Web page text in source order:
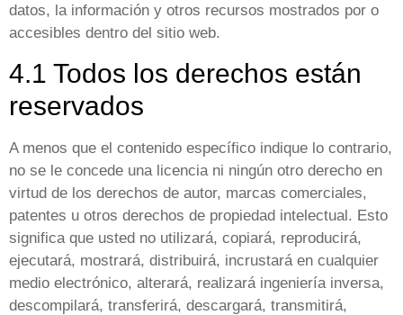
datos, la información y otros recursos mostrados por o
accesibles dentro del sitio web.
4.1 Todos los derechos están
reservados
A menos que el contenido específico indique lo contrario,
no se le concede una licencia ni ningún otro derecho en
virtud de los derechos de autor, marcas comerciales,
patentes u otros derechos de propiedad intelectual. Esto
significa que usted no utilizará, copiará, reproducirá,
ejecutará, mostrará, distribuirá, incrustará en cualquier
medio electrónico, alterará, realizará ingeniería inversa,
descompilará, transferirá, descargará, transmitirá,